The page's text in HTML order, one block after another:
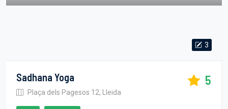
3
Sadhana Yoga
Plaça dels Pagesos 12, Lleida
5